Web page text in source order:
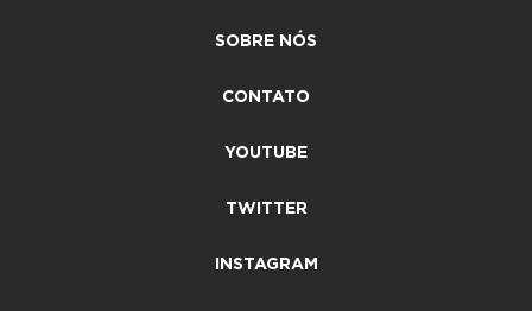
SOBRE NÓS
CONTATO
YOUTUBE
TWITTER
INSTAGRAM